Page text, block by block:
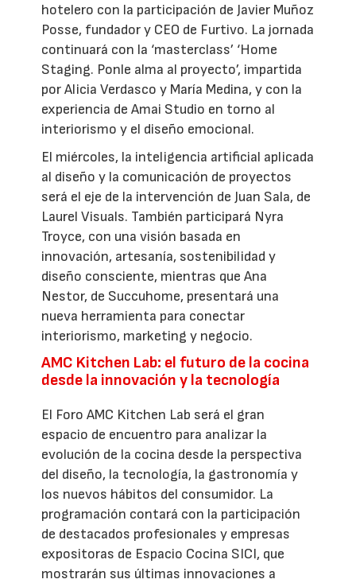
hotelero con la participación de Javier Muñoz
Posse, fundador y CEO de Furtivo. La jornada
continuará con la ‘masterclass’ ‘Home
Staging. Ponle alma al proyecto’, impartida
por Alicia Verdasco y María Medina, y con la
experiencia de Amai Studio en torno al
interiorismo y el diseño emocional.
El miércoles, la inteligencia artificial aplicada
al diseño y la comunicación de proyectos
será el eje de la intervención de Juan Sala, de
Laurel Visuals. También participará Nyra
Troyce, con una visión basada en
innovación, artesanía, sostenibilidad y
diseño consciente, mientras que Ana
Nestor, de Succuhome, presentará una
nueva herramienta para conectar
interiorismo, marketing y negocio.
AMC Kitchen Lab: el futuro de la cocina
desde la innovación y la tecnología
El Foro AMC Kitchen Lab será el gran
espacio de encuentro para analizar la
evolución de la cocina desde la perspectiva
del diseño, la tecnología, la gastronomía y
los nuevos hábitos del consumidor. La
programación contará con la participación
de destacados profesionales y empresas
expositoras de Espacio Cocina SICI, que
mostrarán sus últimas innovaciones a